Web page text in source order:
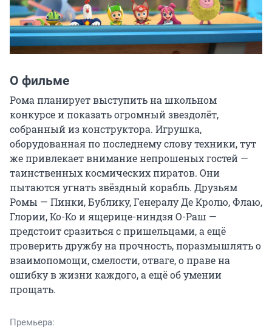
О фильме
Рома планирует выступить на школьном
конкурсе и показать огромный звездолёт,
собранный из конструктора. Игрушка,
оборудованная по последнему слову техники, тут
же привлекает внимание непрошеных гостей —
таинственных космических пиратов. Они
пытаются угнать звёздный корабль. Друзьям
Ромы — Пинки, Бублику, Генералу Де Кролю, Флаю,
Глории, Ко-Ко и ящерице-ниндзя О-Раш —
предстоит сразиться с пришельцами, а ещё
проверить дружбу на прочность, поразмышлять о
взаимопомощи, смелости, отваге, о праве на
ошибку в жизни каждого, а ещё об умении
прощать.
Премьера: